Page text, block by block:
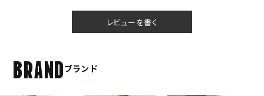
レビューを書く
BRANDブランド